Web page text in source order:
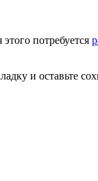
потребуется
и оставьте